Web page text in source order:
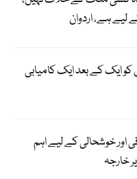
ہے، اردوان
ایک کے بعد ایک کامیابی
اور خوشحالی کے لیے اہم
خارجہ